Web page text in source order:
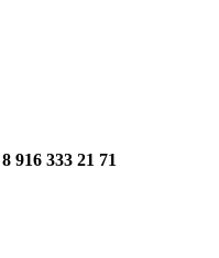
8 916 333 21 71